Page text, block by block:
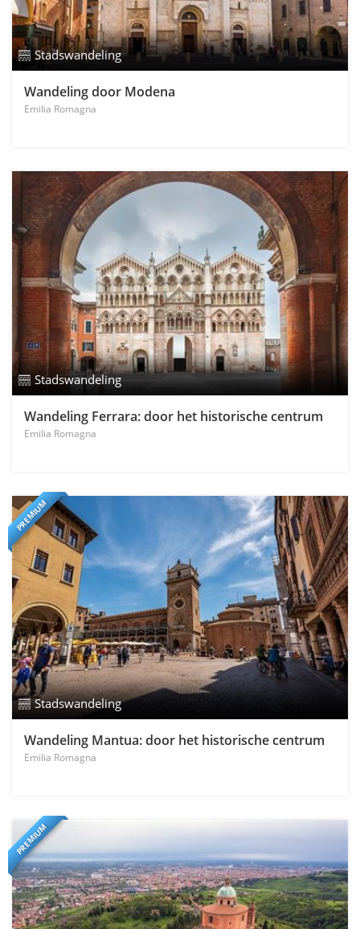
Stadswandeling
Wandeling door Modena
Emilia Romagna
Stadswandeling
Wandeling Ferrara: door het historische centrum
Emilia Romagna
PREMIUM
Stadswandeling
Wandeling Mantua: door het historische centrum
Emilia Romagna
PREMIUM